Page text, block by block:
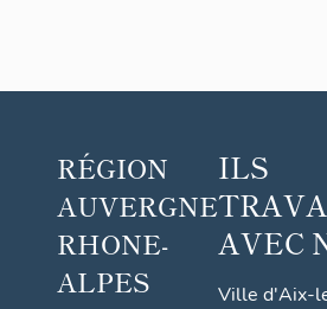
RÉGION
AUVERGNE
RHONE-
ALPES
ILS
AVEC
Ville d'Aix-